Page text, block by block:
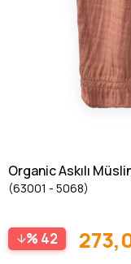
Organic Askılı
(63001 - 5068)
42